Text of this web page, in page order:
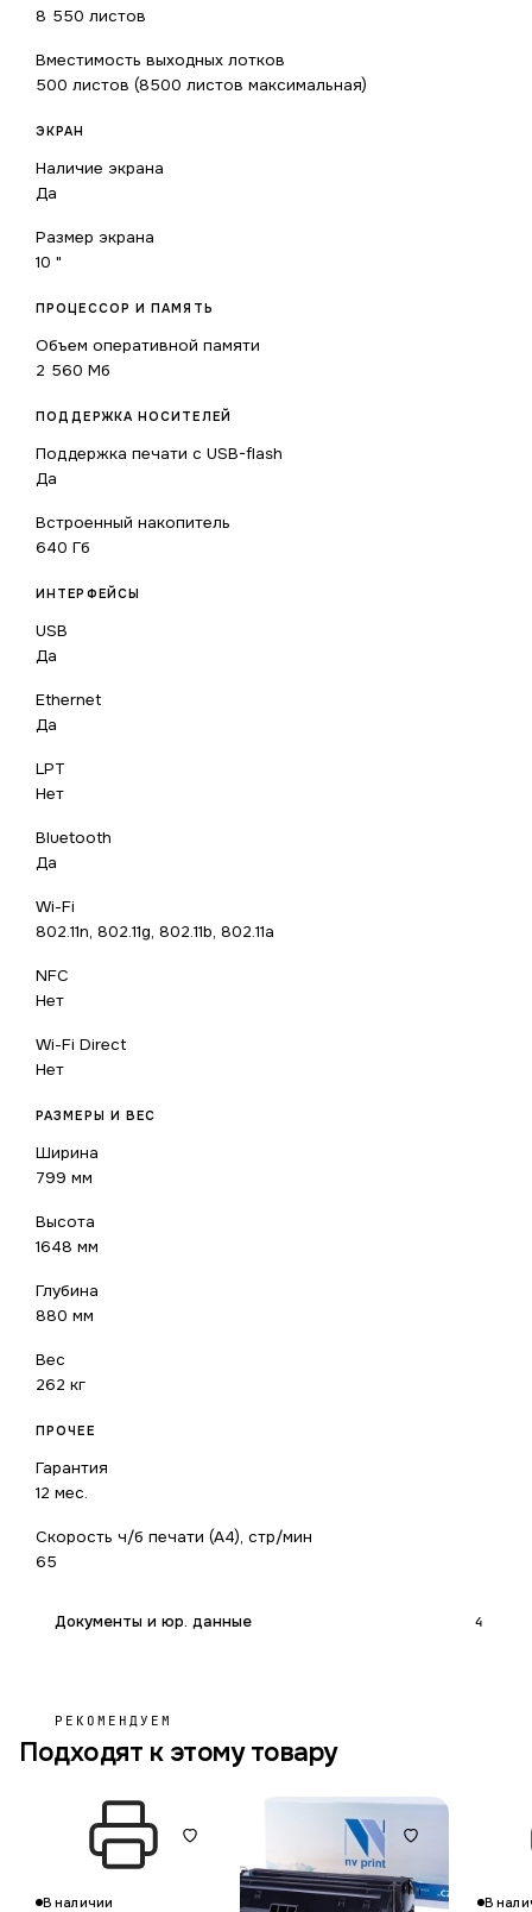
8 550 листов
Вместимость выходных лотков
500 листов (8500 листов максимальная)
ЭКРАН
Наличие экрана
Да
Размер экрана
10 "
ПРОЦЕССОР И ПАМЯТЬ
Объем оперативной памяти
2 560 Мб
ПОДДЕРЖКА НОСИТЕЛЕЙ
Поддержка печати с USB-flash
Да
Встроенный накопитель
640 Гб
ИНТЕРФЕЙСЫ
USB
Да
Ethernet
Да
LPT
Нет
Bluetooth
Да
Wi-Fi
802.11n, 802.11g, 802.11b, 802.11a
NFC
Нет
Wi-Fi Direct
Нет
РАЗМЕРЫ И ВЕС
Ширина
799 мм
Высота
1648 мм
Глубина
880 мм
Вес
262 кг
ПРОЧЕЕ
Гарантия
12 мес.
Скорость ч/б печати (А4), стр/мин
65
Документы и юр. данные 4
РЕКОМЕНДУЕМ
Подходят к этому товару
В наличии В